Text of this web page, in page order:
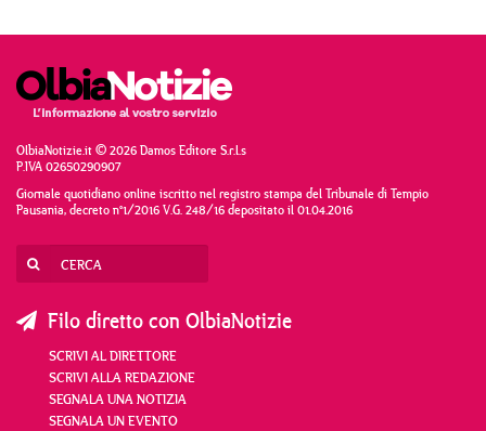
OlbiaNotizie.it © 2026 Damos Editore S.r.l.s
P.IVA 02650290907
Giornale quotidiano online iscritto nel registro stampa del Tribunale di Tempio
Pausania, decreto n°1/2016 V.G. 248/16 depositato il 01.04.2016
Filo diretto con OlbiaNotizie
SCRIVI AL DIRETTORE
SCRIVI ALLA REDAZIONE
SEGNALA UNA NOTIZIA
SEGNALA UN EVENTO